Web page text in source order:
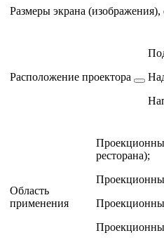
Размеры экрана (изображения),
Расположение проектора
Область
применения
ресторана);